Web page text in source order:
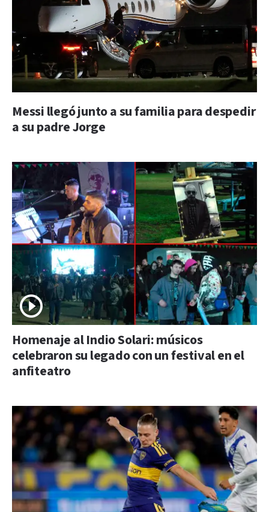
Messi llegó junto a su familia para despedir
a su padre Jorge
Homenaje al Indio Solari: músicos
celebraron su legado con un festival en el
anfiteatro